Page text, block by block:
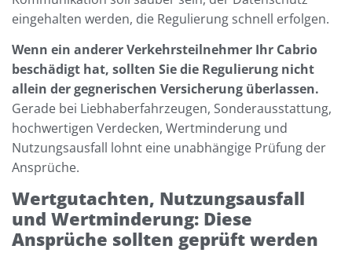
eingehalten werden, die Regulierung schnell erfolgen.
Wenn ein anderer Verkehrsteilnehmer Ihr Cabrio
beschädigt hat, sollten Sie die Regulierung nicht
allein der gegnerischen Versicherung überlassen.
Gerade bei Liebhaberfahrzeugen, Sonderausstattung,
hochwertigen Verdecken, Wertminderung und
Nutzungsausfall lohnt eine unabhängige Prüfung der
Ansprüche.
Wertgutachten, Nutzungsausfall
und Wertminderung: Diese
Ansprüche sollten geprüft werden